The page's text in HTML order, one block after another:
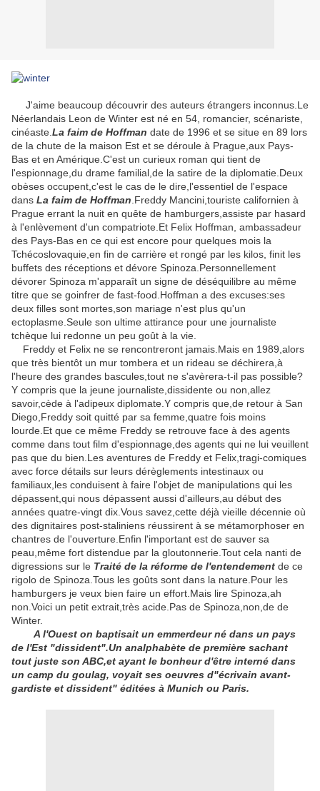
J'aime beaucoup découvrir des auteurs étrangers inconnus.Le
Néerlandais Leon de Winter est né en 54, romancier, scénariste,
cinéaste. La faim de Hoffman date de 1996 et se situe en 89 lors
de la chute de la maison Est et se déroule à Prague,aux Pays-
Bas et en Amérique.C'est un curieux roman qui tient de
l'espionnage,du drame familial,de la satire de la diplomatie.Deux
obèses occupent,c'est le cas de le dire,l'essentiel de l'espace
dans La faim de Hoffman .Freddy Mancini,touriste californien à
Prague errant la nuit en quête de hamburgers,assiste par hasard
à l'enlèvement d'un compatriote.Et Felix Hoffman, ambassadeur
des Pays-Bas en ce qui est encore pour quelques mois la
Tchécoslovaquie,en fin de carrière et rongé par les kilos, finit les
buffets des réceptions et dévore Spinoza.Personnellement
dévorer Spinoza m'apparaît un signe de déséquilibre au même
titre que se goinfrer de fast-food.Hoffman a des excuses:ses
deux filles sont mortes,son mariage n'est plus qu'un
ectoplasme.Seule son ultime attirance pour une journaliste
tchèque lui redonne un peu goût à la vie.
Freddy et Felix ne se rencontreront jamais.Mais en 1989,alors
que très bientôt un mur tombera et un rideau se déchirera,à
l'heure des grandes bascules,tout ne s'avèrera-t-il pas possible?
Y compris que la jeune journaliste,dissidente ou non,allez
savoir,cède à l'adipeux diplomate.Y compris que,de retour à San
Diego,Freddy soit quitté par sa femme,quatre fois moins
lourde.Et que ce même Freddy se retrouve face à des agents
comme dans tout film d'espionnage,des agents qui ne lui veuillent
pas que du bien.Les aventures de Freddy et Felix,tragi-comiques
avec force détails sur leurs dérèglements intestinaux ou
familiaux,les conduisent à faire l'objet de manipulations qui les
dépassent,qui nous dépassent aussi d'ailleurs,au début des
années quatre-vingt dix.Vous savez,cette déjà vieille décennie où
des dignitaires post-staliniens réussirent à se métamorphoser en
chantres de l'ouverture.Enfin l'important est de sauver sa
peau,même fort distendue par la gloutonnerie.Tout cela nanti de
digressions sur le Traité de la réforme de l'entendement de ce
rigolo de Spinoza.Tous les goûts sont dans la nature.Pour les
hamburgers je veux bien faire un effort.Mais lire Spinoza,ah
non.Voici un petit extrait,très acide.Pas de Spinoza,non,de de
Winter.
A l'Ouest on baptisait un emmerdeur né dans un pays
de l'Est "dissident".Un analphabète de première sachant
tout juste son ABC,et ayant le bonheur d'être interné dans
un camp du goulag, voyait ses oeuvres d"écrivain avant-
gardiste et dissident" éditées à Munich ou Paris.